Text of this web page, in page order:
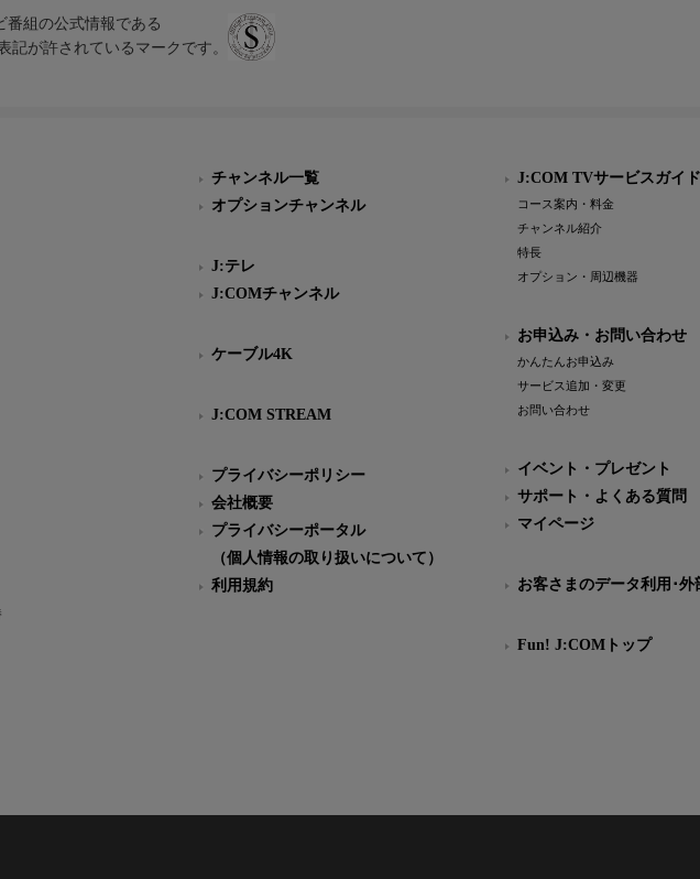
番組の公式情報である
記が許されているマークです。
チャンネル一覧
オプションチャンネル
J:テレ
J:COMチャンネル
ケーブル4K
J:COM STREAM
プライバシーポリシー
会社概要
プライバシーポータル
（個人情報の取り扱いについて）
利用規約
J:COM TVサービスガイド
コース案内・料金
チャンネル紹介
特長
オプション・周辺機器
お申込み・お問い合わせ
かんたんお申込み
サービス追加・変更
お問い合わせ
イベント・プレゼント
サポート・よくある質問
マイページ
お客さまのデータ利用･外
Fun! J:COMトップ